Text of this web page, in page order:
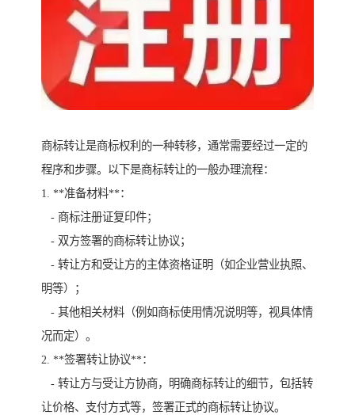
商标转让是商标权利的一种转移，通常需要经过一定的
程序和步骤。以下是商标转让的一般办理流程：
1. **准备材料**：
- 商标注册证复印件；
- 双方签署的商标转让协议；
- 转让方和受让方的主体资格证明（如企业营业执照、
明等）；
- 其他相关材料（例如商标使用情况说明等，视具体情
况而定）。
2. **签署转让协议**：
- 转让方与受让方协商，明确商标转让的细节，包括转
让价格、支付方式等，签署正式的商标转让协议。